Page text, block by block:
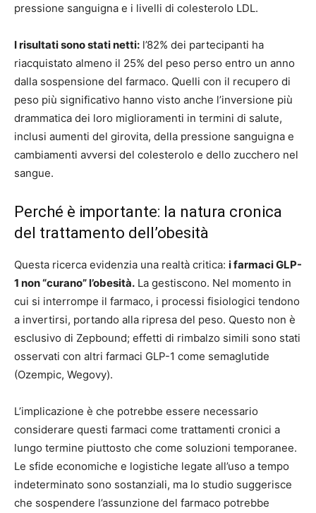
pressione sanguigna e i livelli di colesterolo LDL.
I risultati sono stati netti: l’82% dei partecipanti ha
riacquistato almeno il 25% del peso perso entro un anno
dalla sospensione del farmaco. Quelli con il recupero di
peso più significativo hanno visto anche l’inversione più
drammatica dei loro miglioramenti in termini di salute,
inclusi aumenti del girovita, della pressione sanguigna e
cambiamenti avversi del colesterolo e dello zucchero nel
sangue.
Perché è importante: la natura cronica
del trattamento dell’obesità
Questa ricerca evidenzia una realtà critica: i farmaci GLP-
1 non “curano” l’obesità. La gestiscono. Nel momento in
cui si interrompe il farmaco, i processi fisiologici tendono
a invertirsi, portando alla ripresa del peso. Questo non è
esclusivo di Zepbound; effetti di rimbalzo simili sono stati
osservati con altri farmaci GLP-1 come semaglutide
(Ozempic, Wegovy).
L’implicazione è che potrebbe essere necessario
considerare questi farmaci come trattamenti cronici a
lungo termine piuttosto che come soluzioni temporanee.
Le sfide economiche e logistiche legate all’uso a tempo
indeterminato sono sostanziali, ma lo studio suggerisce
che sospendere l’assunzione del farmaco potrebbe